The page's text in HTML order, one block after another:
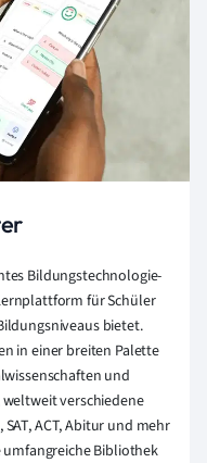
Bildungstechnologie-
für Schüler
bietet.
in einer breiten Palette
und
verschiedene
ACT, Abitur und mehr
Bibliothek